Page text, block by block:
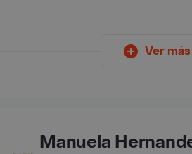
Ver más
Manuela